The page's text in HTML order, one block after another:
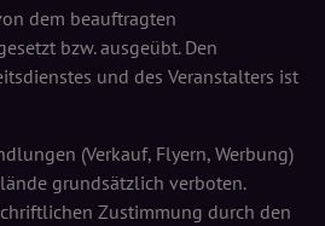
dem beauftragten
bzw. ausgeübt. Den
und des Veranstalters ist
(Verkauf, Flyern, Werbung)
grundsätzlich verboten.
Zustimmung durch den